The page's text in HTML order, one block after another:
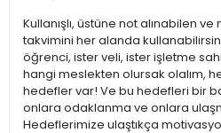
Kullanışlı, üstüne not alınabilen
takvimini her alanda
öğrenci, ister veli, ister işletme
hangi meslekten olursak olalım,
hedefler var! Ve bu hedefleri bir
onlara odaklanma ve onlara ulaşma
Hedeflerimize ulaştıkça